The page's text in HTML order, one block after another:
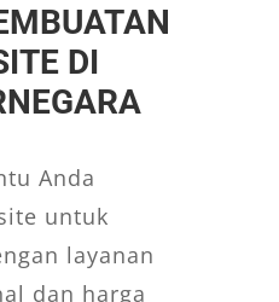
DI
Anda
untuk
layanan
dan harga